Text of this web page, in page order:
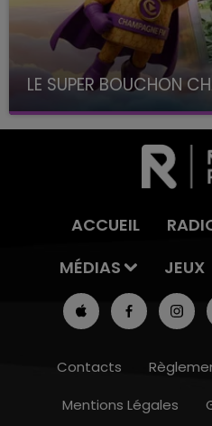
LE SUPER BOUCHON
avec La Famille
ACCUEIL
MÉDIAS
JEUX
Contacts
Mentions Légales